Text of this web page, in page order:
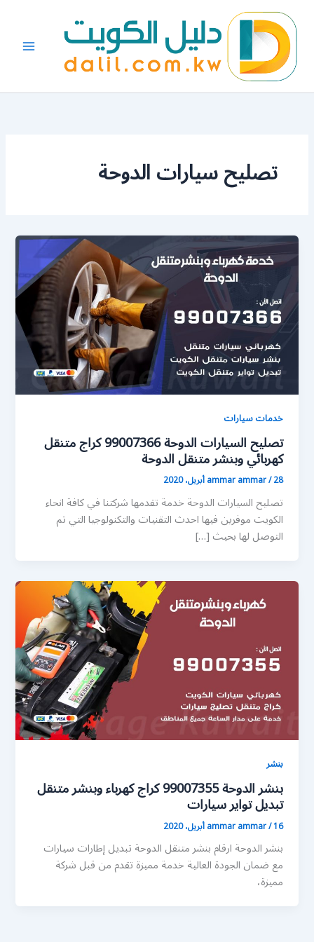
المحتوى
تصليح سيارات الدوحة
خدمات سيارات
تصليح السيارات الدوحة 99007366 كراج متنقل
كهربائي وبنشر متنقل الدوحة
ammar ammar/28 أبريل، 2020
تصليح السيارات الدوحة خدمة تقدمها شركتنا في كافة انحاء
الكويت موفرين فيها احدث التقنيات والتكنولوجيا التي تم
التوصل لها بحيث […]
بنشر
بنشر الدوحة 99007355 كراج كهرباء وبنشر متنقل
تبديل تواير سيارات
ammar ammar/16 أبريل، 2020
بنشر الدوحة ارقام بنشر متنقل الدوحة تبديل إطارات سيارات
مع ضمان الجودة العالية خدمة مميزة تقدم من قبل شركة
مميزة،